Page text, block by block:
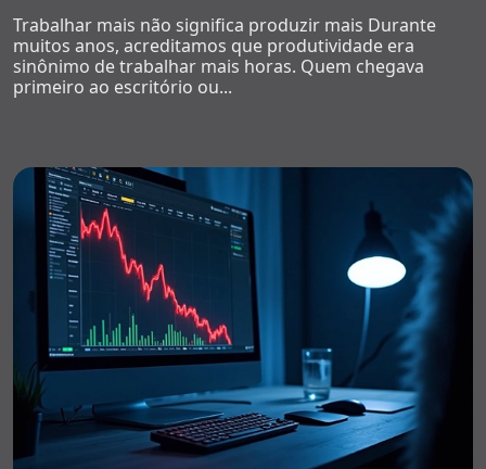
Trabalhar mais não significa produzir mais Durante
muitos anos, acreditamos que produtividade era
sinônimo de trabalhar mais horas. Quem chegava
primeiro ao escritório ou...